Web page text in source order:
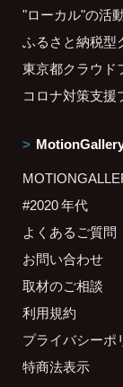
"ローカル"の活
ふるさと納税型
東京都クラウド
コロナ対策支援
#2020 年代
よくあるご質問
お問い合わせ
取材のご相談
利用規約
プライバシーポ
特商法表示